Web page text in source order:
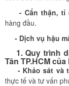
- Cẩn thận, tỉ
hàng đầu.
- Dịch vụ hậu
1. Quy trình
Tân TP.HCM
- Khảo sát và
thực tế và tư vấn